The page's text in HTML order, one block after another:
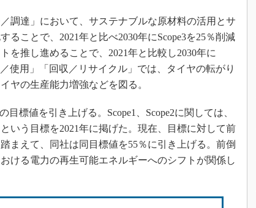
植物工場
知財マネジメント
海外生産
グローバル設計・開発
制御セキュリティ
新型コロナへの対応
達」において、サステナブルな原材料の活用とサ
ることで、2021年と比べ2030年にScope3を25％削減
を推し進めることで、2021年と比較し2030年に
使用」「回収／リサイクル」では、タイヤの転がり
ヤの生産能力増強などを図る。
標値を引き上げる。Scope1、Scope2に関しては、
いう目標を2021年に掲げた。現在、目標に対して前
まえて、同社は同目標値を55％に引き上げる。前倒
ける電力の再生可能エネルギーへのシフトが関係し